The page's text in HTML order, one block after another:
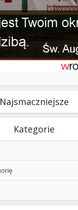
Najsmaczniejsze
Kategorie